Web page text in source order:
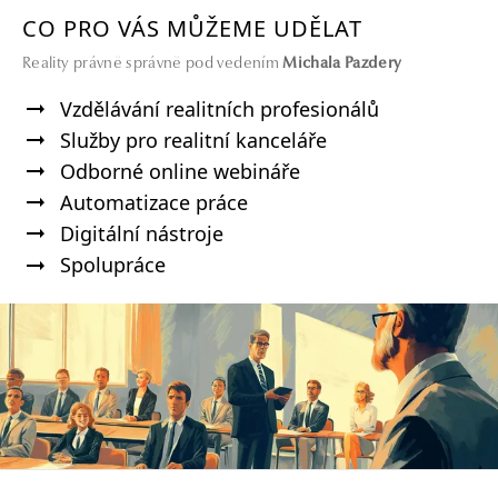
CO PRO VÁS MŮŽEME UDĚLAT
Reality právně správně pod vedenímMichala Pazdery
Vzdělávání realitních profesionálů
Služby pro realitní kanceláře
Odborné online webináře
Automatizace práce
Digitální nástroje
Spolupráce